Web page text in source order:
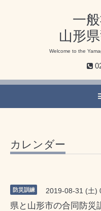
一
山形
Welcome to the
カレンダー
防災訓練 2019-08-31 (土)
県と山形市の合同防災